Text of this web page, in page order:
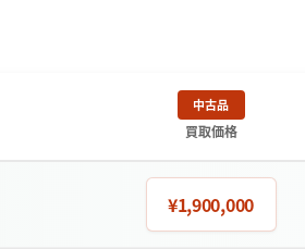
中古品
買取価格
¥1,900,000